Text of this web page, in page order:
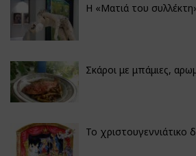
H «Ματιά του
Σκάροι με μπάμιες,
Το χριστουγεννιάτικο